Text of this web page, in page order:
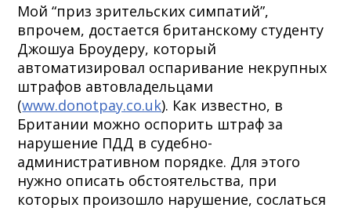
Мой “приз зрительских симпатий”,
впрочем, достается британскому студенту
Джошуа Броудеру, который
автоматизировал оспаривание некрупных
штрафов автовладельцами
(www.donotpay.co.uk). Как известно, в
Британии можно оспорить штраф за
нарушение ПДД в судебно-
административном порядке. Для этого
нужно описать обстоятельства, при
которых произошло нарушение, сослаться